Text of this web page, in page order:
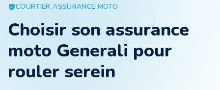
Emprunteur
COURTIERASSURANCE MOTO
Choisir son assurance
moto Generali pour
rouler serein